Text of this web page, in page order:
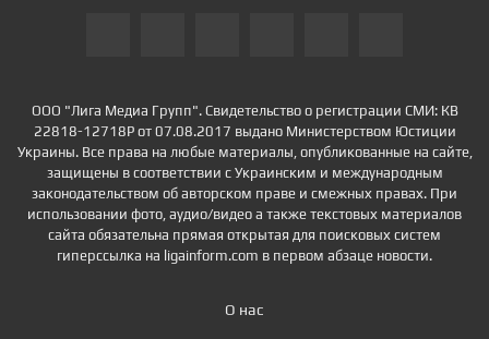
ООО "Лига Медиа Групп". Свидетельство о регистрации СМИ: КВ
22818-12718Р от 07.08.2017 выдано Министерством Юстиции
Украины. Все права на любые материалы, опубликованные на сайте,
защищены в соответствии с Украинским и международным
законодательством об авторском праве и смежных правах. При
использовании фото, аудио/видео а также текстовых материалов
сайта обязательна прямая открытая для поисковых систем
гиперссылка на ligainform.com в первом абзаце новости.
О нас